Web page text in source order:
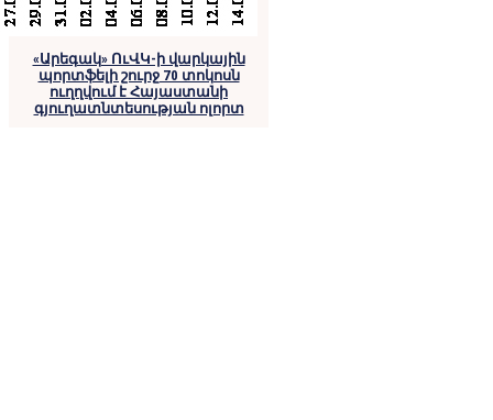
«Արեգակ» ՈւՎԿ-ի վարկային
պորտֆելի շուրջ 70 տոկոսն
ուղղվում է Հայաստանի
գյուղատնտեսության ոլորտ